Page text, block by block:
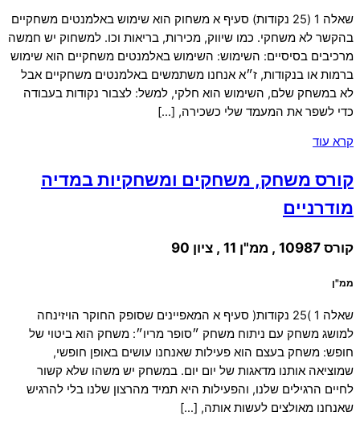
שאלה 1 (25 נקודות) סעיף א משחוק הוא שימוש באלמנטים משחקיים
בהקשר לא משחקי. כמו שיווק, מכירות, בריאות וכו. למשחוק יש חמשה
מרכיבים בסיסיים: השימוש: השימוש באלמנטים משחקיים הוא שימוש
ברמות או בנקודות, ז״א אנחנו משתמשים באלמנטים משחקיים אבל
לא במשחק שלם, השימוש הוא חלקי, למשל: לצבור נקודות בעבודה
כדי לשפר את המעמד שלי כשכירה, […]
קרא עוד
קורס משחק, משחקים ומשחקיות במדיה
מודרניים
קורס 10987 , ממ"ן 11 , ציון 90
ממ"ן
שאלה 1 )25 נקודות( סעיף א המאפיינים שסופק החוקר הויזינחה
למושג משחק עם ניתוח משחק ״סופר מריו״: משחק הוא ביטוי של
חופש: משחק בעצם הוא פעילות שאנחנו עושים באופן חופשי,
שמוציאה אותנו מדאגות של יום יום. במשחק יש משהו שלא קשור
לחיים הרגילים שלנו, והפעילות היא תמיד מהרצון שלנו בלי להרגיש
שאנחנו מאולצים לעשות אותה, […]